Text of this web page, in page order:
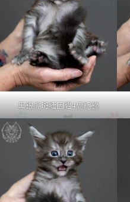
黑銀虎斑緬因貓4周紀錄